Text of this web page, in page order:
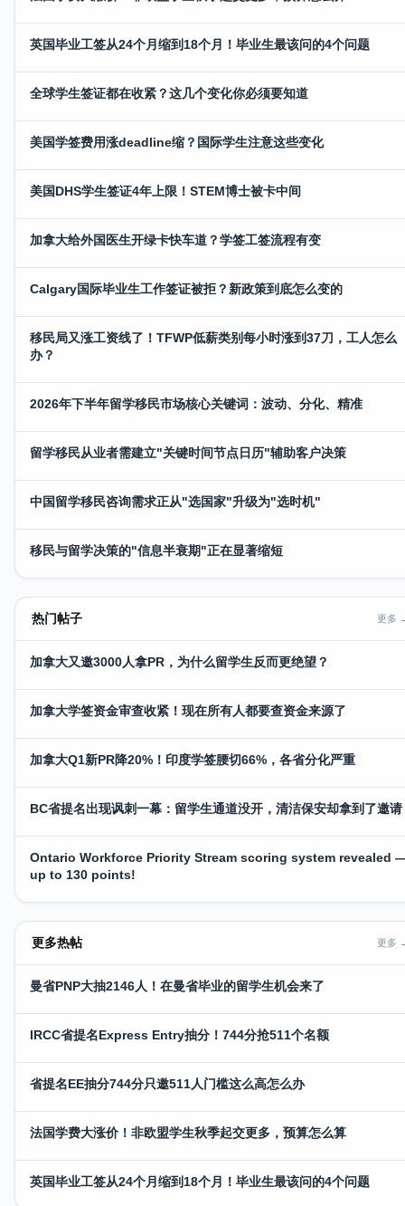
英国毕业工签从24个月缩到18个月！毕业生最该问的4个问题
全球学生签证都在收紧？这几个变化你必须要知道
美国学签费用涨deadline缩？国际学生注意这些变化
美国DHS学生签证4年上限！STEM博士被卡中间
加拿大给外国医生开绿卡快车道？学签工签流程有变
Calgary国际毕业生工作签证被拒？新政策到底怎么变的
移民局又涨工资线了！TFWP低薪类别每小时涨到37刀，工人怎么
办？
2026年下半年留学移民市场核心关键词：波动、分化、精准
留学移民从业者需建立"关键时间节点日历"辅助客户决策
中国留学移民咨询需求正从"选国家"升级为"选时机"
移民与留学决策的"信息半衰期"正在显著缩短
热门帖子 更多
加拿大又邀3000人拿PR，为什么留学生反而更绝望？
加拿大学签资金审查收紧！现在所有人都要查资金来源了
加拿大Q1新PR降20%！印度学签腰切66%，各省分化严重
BC省提名出现讽刺一幕：留学生通道没开，清洁保安却拿到了邀请
Ontario Workforce Priority Stream scoring system revealed
up to 130 points!
更多热帖 更多
曼省PNP大抽2146人！在曼省毕业的留学生机会来了
IRCC省提名Express Entry抽分！744分抢511个名额
省提名EE抽分744分只邀511人门槛这么高怎么办
法国学费大涨价！非欧盟学生秋季起交更多，预算怎么算
英国毕业工签从24个月缩到18个月！毕业生最该问的4个问题